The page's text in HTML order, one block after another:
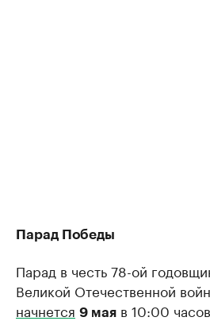
Парад Победы
Парад в честь 78-ой
Великой Отечественной
начнется 9 мая в 10:00